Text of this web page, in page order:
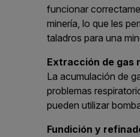
funcionar
minería, lo que les
taladros para una
Extracción de gas
La acumulación de
problemas
pueden utilizar
Fundición y